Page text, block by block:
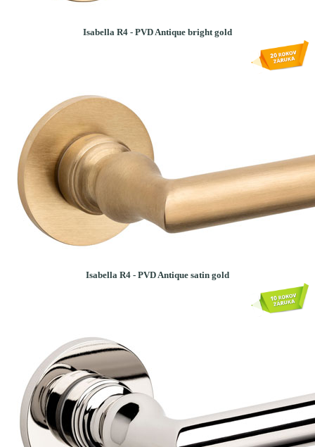
Isabella R4 - PVD Antique bright gold
Isabella R4 - PVD Antique satin gold